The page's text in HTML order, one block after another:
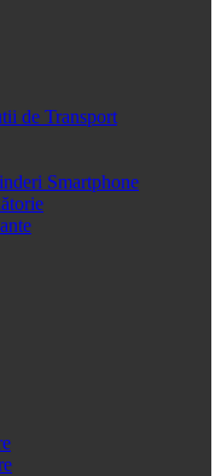
de Transport
Smartphone